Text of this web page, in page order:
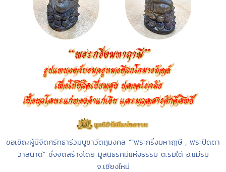
ขอเชิญผู้มีจิตศรัทธาร่วมบูชาวัตถุมงคล ““พระกริ่งมหาฤๅษี , พระปิดตา
วาสนาดี” ซึ่งจัดสร้างโดย มูลนิธิรัศมีแห่งธรรม ต.ริมใต้ อ.แม่ริม
จ.เชียงใหม่